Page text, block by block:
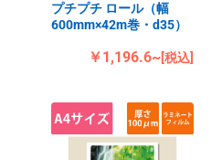
プチプチ ロール（幅
600mm×42m巻・d35）
￥1,196.6~[税込]